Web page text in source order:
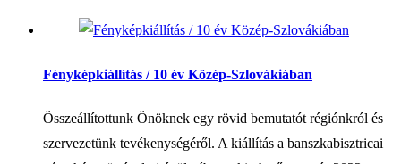
Fényképkiállítás / 10 év Közép-Szlovákiában
Összeállítottunk Önöknek egy rövid bemutatót régiónkról és
szervezetünk tevékenységéről. A kiállítás a banszkabisztricai